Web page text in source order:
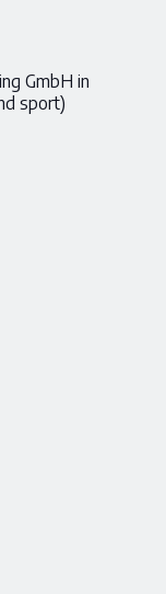
GmbH in
sport)